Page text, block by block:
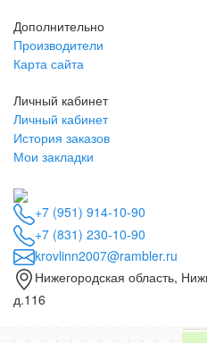
Дополнительно
Производители
Карта сайта
Личный кабинет
Личный кабинет
История заказов
Мои закладки
+7 (951) 914-10-90
+7 (831) 230-10-90
krovlinn2007@rambler.ru
Нижегородская область,
д.116